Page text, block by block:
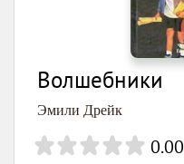
Волшебники
Эмили Дрейк
0.00